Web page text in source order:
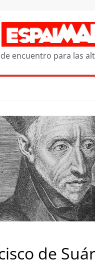
encuentro para las
de